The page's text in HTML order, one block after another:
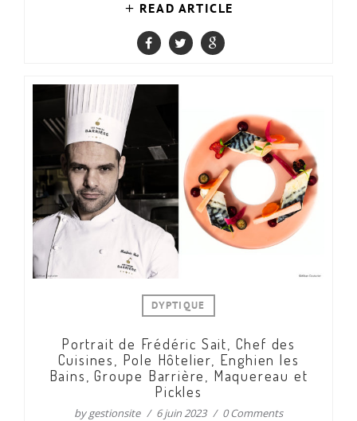
READ ARTICLE
DYPTIQUE
Portrait de Frédéric Sait, Chef des
Cuisines, Pole Hôtelier, Enghien les
Bains, Groupe Barrière, Maquereau et
Pickles
bygestionsite 6 juin 2023 0 Comments